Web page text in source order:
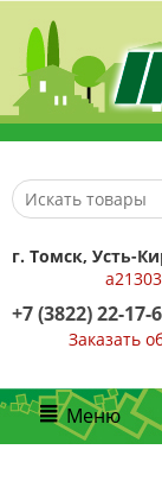
г. Томск, Усть-
+7 (3822) 22-17-
Заказать
Меню